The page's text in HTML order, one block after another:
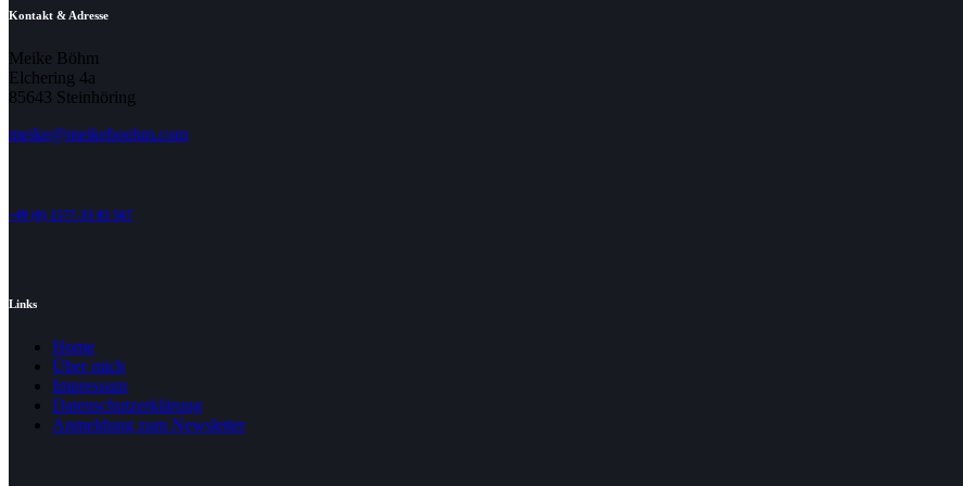
Kontakt & Adresse
Meike Böhm
Elchering 4a
85643 Steinhöring
meike@meikeboehm.com
+49 (0) 1577-33 83 567
Links
Home
Über mich
Impressum
Datenschutzerklärung
Anmeldung zum Newsletter